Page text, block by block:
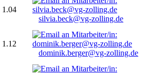
1.04
silvia.beck@vg-zolling.de
1.12
dominik.berger@vg-zolling.de